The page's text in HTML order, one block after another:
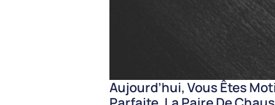
Aujourd’hui, Vous Êtes